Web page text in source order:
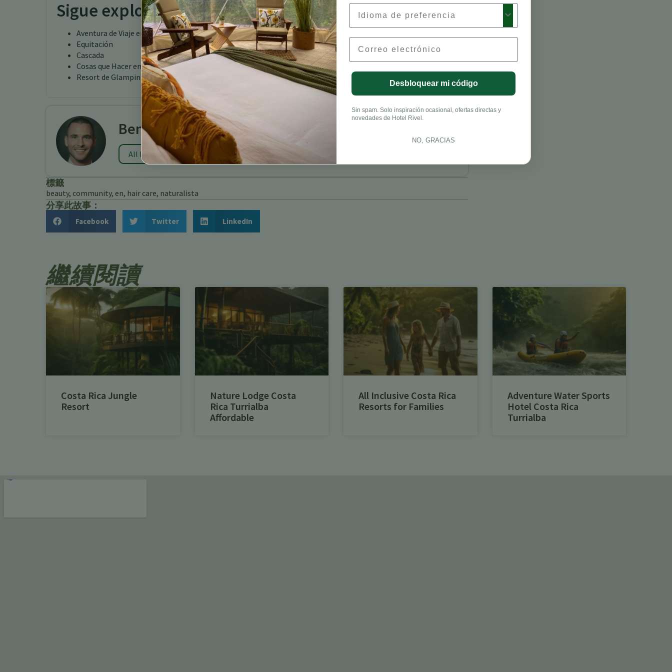
Sigue explorando
Aventura de Viaje en Costa Rica
Equitación
Cascada
Cosas que Hacer en Costa Rica
Resort de Glamping en Costa Rica
Benjamin Charbonneau, CFA
All Posts
標籤
beauty, community, en, hair care, naturalista
分享此故事：
Facebook Twitter LinkedIn
繼續閱讀
Costa Rica Jungle
Resort
Nature Lodge Costa
Rica Turrialba
Affordable
All Inclusive Costa Rica
Resorts for Families
Adventure Water Sports
Hotel Costa Rica
Turrialba
Desbloquear mi código
Sin spam. Solo inspiración ocasional, ofertas directas y
novedades de Hotel Rivel.
NO, GRACIAS